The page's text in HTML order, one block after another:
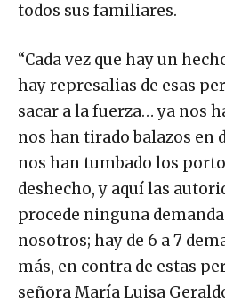
todos sus familiares.
“Cada vez que hay un
hay represalias de esas
sacar a la fuerza… ya nos
nos han tirado balazos en
nos han tumbado los
deshecho, y aquí las
procede ninguna
nosotros; hay de 6 a 7
más, en contra de estas
señora María Luisa